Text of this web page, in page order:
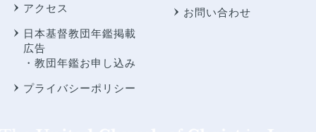
アクセス
日本基督教団年鑑掲載
広告
・教団年鑑お申し込み
プライバシーポリシー
お問い合わせ